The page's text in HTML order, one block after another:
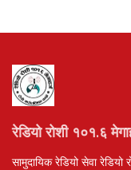
रेडियो रोशी १०१.६
सामुदायिक रेडियो सेवा